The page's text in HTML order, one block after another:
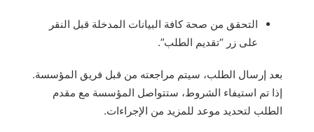
التحقق من صحة كافة البيانات المدخلة قبل النقر
على زر “تقديم الطلب”.
بعد إرسال الطلب، سيتم مراجعته من قبل فريق المؤسسة.
إذا تم استيفاء الشروط، ستتواصل المؤسسة مع مقدم
الطلب لتحديد موعد للمزيد من الإجراءات.